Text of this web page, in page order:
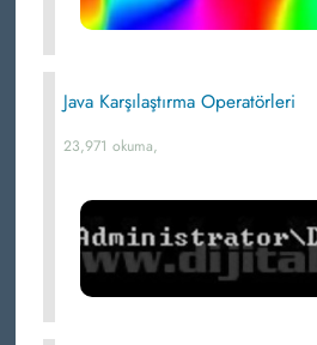
Java Karşılaştırma Operatörleri
23,971 okuma,